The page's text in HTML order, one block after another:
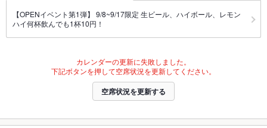
【OPENイベント第1弾】 9/8~9/17限定 生ビール、ハイボール、レモン
ハイ何杯飲んでも1杯10円！
カレンダーの更新に失敗しました。
下記ボタンを押して空席状況を更新してください。
空席状況を更新する